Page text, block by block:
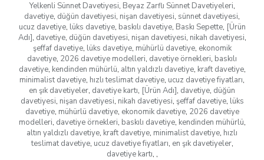
Yelkenli Sünnet Davetiyesi, Beyaz Zarflı Sünnet Davetiyeleri,
davetiye, düğün davetiyesi, nişan davetiyesi, sünnet davetiyesi,
ucuz davetiye, lüks davetiye, baskılı davetiye, Baskı Sepette, [Ürün
Adı], davetiye, düğün davetiyesi, nişan davetiyesi, nikah davetiyesi,
şeffaf davetiye, lüks davetiye, mühürlü davetiye, ekonomik
davetiye, 2026 davetiye modelleri, davetiye örnekleri, baskılı
davetiye, kendinden mühürlü, altın yaldızlı davetiye, kraft davetiye,
minimalist davetiye, hızlı teslimat davetiye, ucuz davetiye fiyatları,
en şık davetiyeler, davetiye kartı, [Ürün Adı], davetiye, düğün
davetiyesi, nişan davetiyesi, nikah davetiyesi, şeffaf davetiye, lüks
davetiye, mühürlü davetiye, ekonomik davetiye, 2026 davetiye
modelleri, davetiye örnekleri, baskılı davetiye, kendinden mühürlü,
altın yaldızlı davetiye, kraft davetiye, minimalist davetiye, hızlı
teslimat davetiye, ucuz davetiye fiyatları, en şık davetiyeler,
davetiye kartı, ,